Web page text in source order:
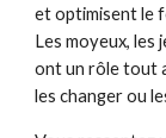
et optimisent le
Les moyeux, les
ont un rôle tout
les changer ou